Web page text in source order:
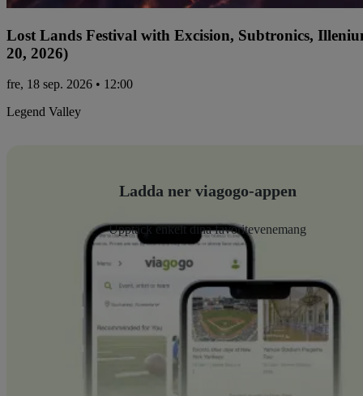
Lost Lands Festival with Excision, Subtronics,
20, 2026)
fre, 18 sep. 2026 • 12:00
Legend Valley
Ladda ner viagogo-appen
Upptäck enkelt dina favoritevenemang